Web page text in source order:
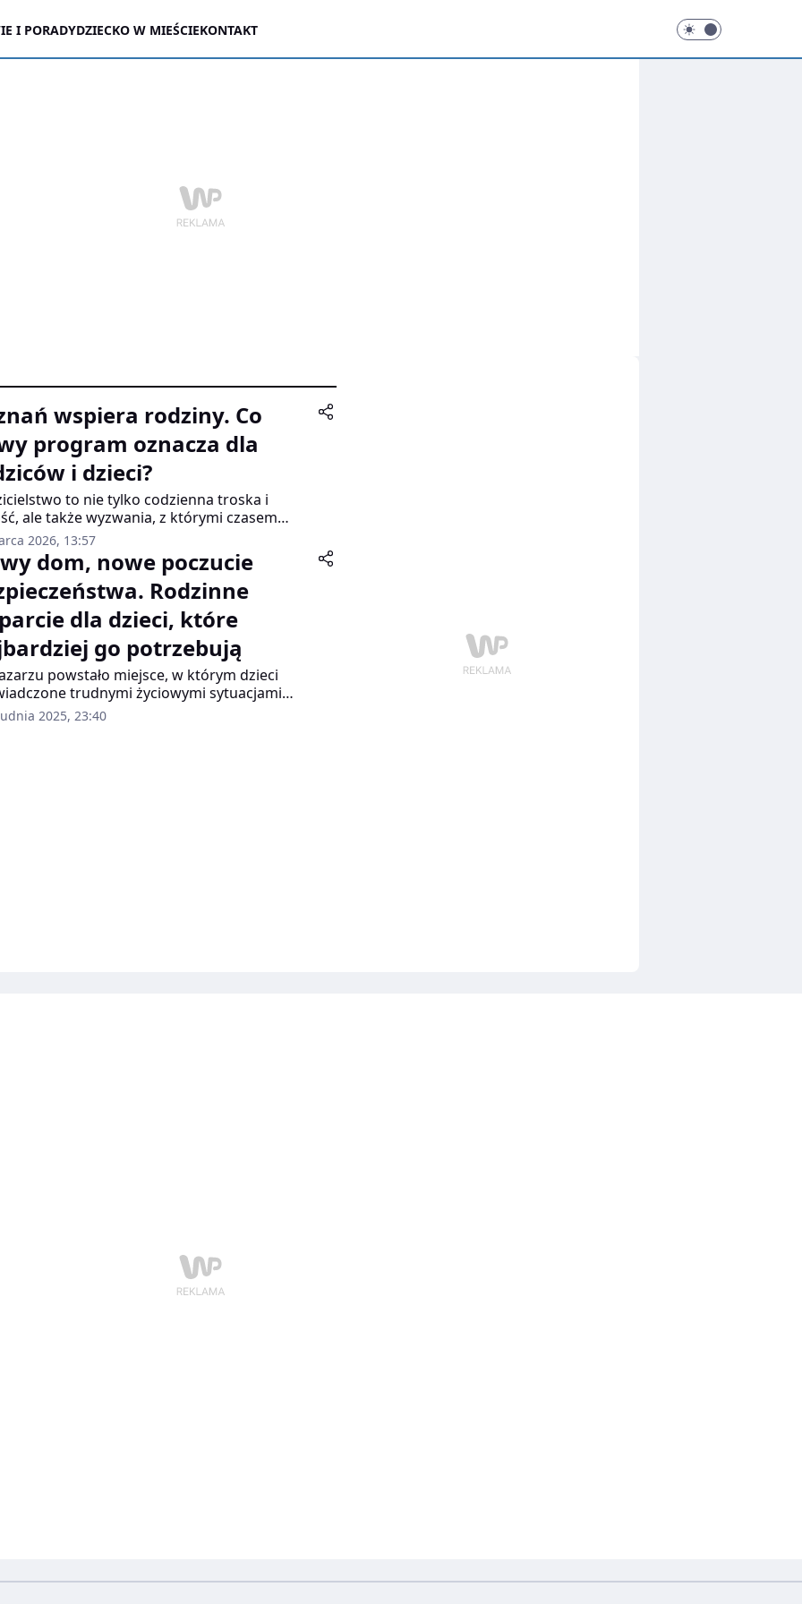
I PORADYDZIECKO W MIEŚCIEKONTAKT
wspiera rodziny. Co
program oznacza dla
i dzieci?
to nie tylko codzienna troska i
ale także wyzwania, z którymi czasem
poradzić sobie samodzielnie. Właśnie z
o takich sytuacjach Poznań przyjął nowy
wspierania rodziny i rozwoju pieczy
na lata 2026–2028. To dokument, który
mieć realny wpływ na życie wielu rodziców i
2026, 13:57
dom, nowe poczucie
Rodzinne
dla dzieci, które
go potrzebują
powstało miejsce, w którym dzieci
trudnymi życiowymi sytuacjami
wreszcie poczuć się jak w domu. Przy ul.
rozpoczął działalność nowy rodzinny
2025, 23:40